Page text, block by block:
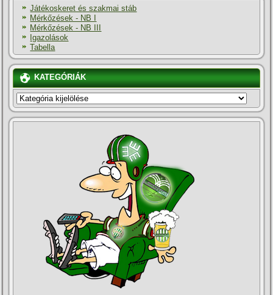
Játékoskeret és szakmai stáb
Mérkőzések - NB I
Mérkőzések - NB III
Igazolások
Tabella
KATEGÓRIÁK
KATEGÓRIÁK